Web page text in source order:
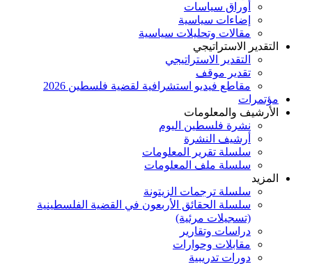
أوراق سياسات
إضاءات سياسية
مقالات وتحليلات سياسية
التقدير الاستراتيجي
التقدير الاستراتيجي
تقدير موقف
مقاطع فيديو استشرافية لقضية فلسطين 2026
مؤتمرات
الأرشيف والمعلومات
نشرة فلسطين اليوم
أرشيف النشرة
سلسلة تقرير المعلومات
سلسلة ملف المعلومات
المزيد
سلسلة ترجمات الزيتونة
سلسلة الحقائق الأربعون في القضية الفلسطينية
(تسجيلات مرئية)
دراسات وتقارير
مقابلات وحوارات
دورات تدريبية